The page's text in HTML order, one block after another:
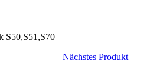
S50,S51,S70
Nächstes Produkt